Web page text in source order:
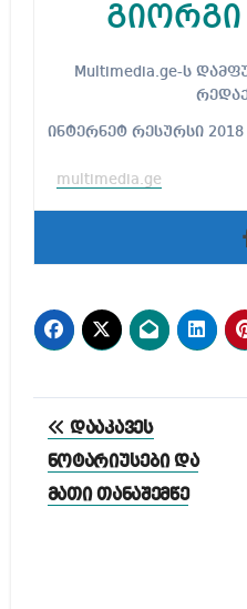
Multimedia.ge-ს დამფუძნებელი და მთავარი
ინტერნეტ რესურსი
multimedia.ge
პოსტის
ნავიგაცია
დააკავეს
ნოტარიუსები და
მათი თანაშემწე